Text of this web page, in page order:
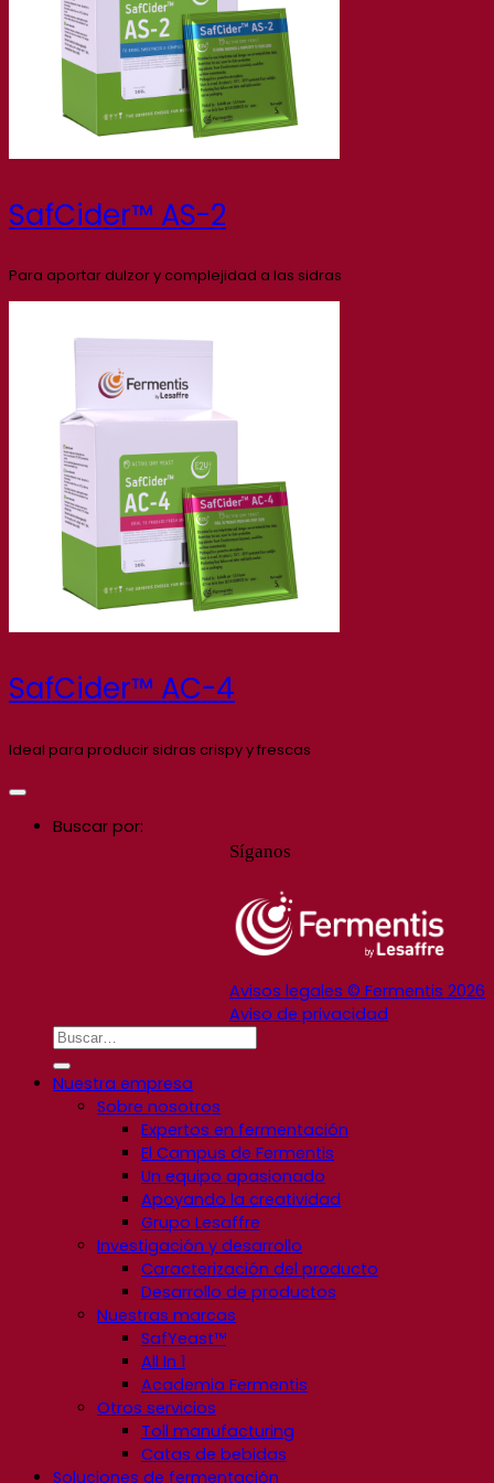
SafCider™ AS-2
Para aportar dulzor y complejidad a las sidras
SafCider™ AC-4
Ideal para producir sidras crispy y frescas
Síganos
Avisos legales © Fermentis 2026
Aviso de privacidad
Buscar por:
Nuestra empresa
Sobre nosotros
Expertos en fermentación
El Campus de Fermentis
Un equipo apasionado
Apoyando la creatividad
Grupo Lesaffre
Investigación y desarrollo
Caracterización del producto
Desarrollo de productos
Nuestras marcas
SafYeast™
All In 1
Academia Fermentis
Otros servicios
Toll manufacturing
Catas de bebidas
Soluciones de fermentación